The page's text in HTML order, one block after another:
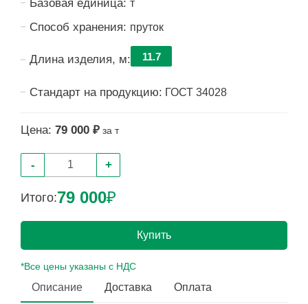
Базовая единица: т
Способ хранения: пруток
Длина изделия, м: 11.7
Стандарт на продукцию: ГОСТ 34028
Цена: 79 000 ₽ за т
- +
Итого:79 000₽
Купить
*Все цены указаны с НДС
Описание Доставка Оплата